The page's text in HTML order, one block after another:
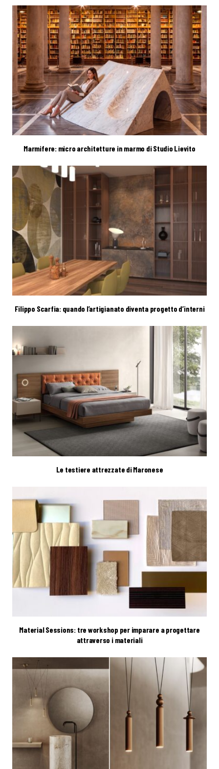
Marmifere: micro architetture in marmo di Studio Lievito
Filippo Scarfia: quando l’artigianato diventa progetto d’interni
Le testiere attrezzate di Maronese
Material Sessions: tre workshop per imparare a progettare
attraverso i materiali